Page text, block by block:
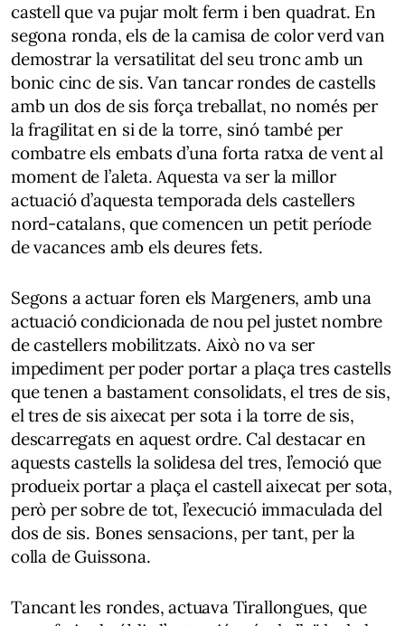
castell que va pujar molt ferm i ben quadrat. En
segona ronda, els de la camisa de color verd van
demostrar la versatilitat del seu tronc amb un
bonic cinc de sis. Van tancar rondes de castells
amb un dos de sis força treballat, no només per
la fragilitat en si de la torre, sinó també per
combatre els embats d’una forta ratxa de vent al
moment de l’aleta. Aquesta va ser la millor
actuació d’aquesta temporada dels castellers
nord-catalans, que comencen un petit període
de vacances amb els deures fets.
Segons a actuar foren els Margeners, amb una
actuació condicionada de nou pel justet nombre
de castellers mobilitzats. Això no va ser
impediment per poder portar a plaça tres castells
que tenen a bastament consolidats, el tres de sis,
el tres de sis aixecat per sota i la torre de sis,
descarregats en aquest ordre. Cal destacar en
aquests castells la solidesa del tres, l’emoció que
produeix portar a plaça el castell aixecat per sota,
però per sobre de tot, l’execució immaculada del
dos de sis. Bones sensacions, per tant, per la
colla de Guissona.
Tancant les rondes, actuava Tirallongues, que